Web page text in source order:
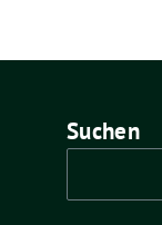
Suchen